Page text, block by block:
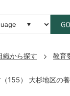
GO
織から探す 教育
155） 大杉地区の